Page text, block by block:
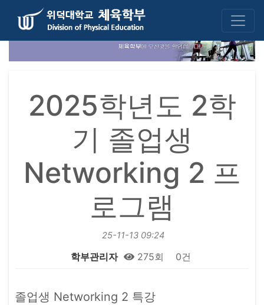
2025학년도 2학
기 졸업생
Networking 2 프
로그램
25-11-13 09:24
학부관리자 275회 0건
본문
졸업생 Networking 2 특강